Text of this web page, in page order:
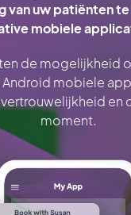
van uw patiënten
mobiele
de mogelijkheid
Android mobiele
en
moment.